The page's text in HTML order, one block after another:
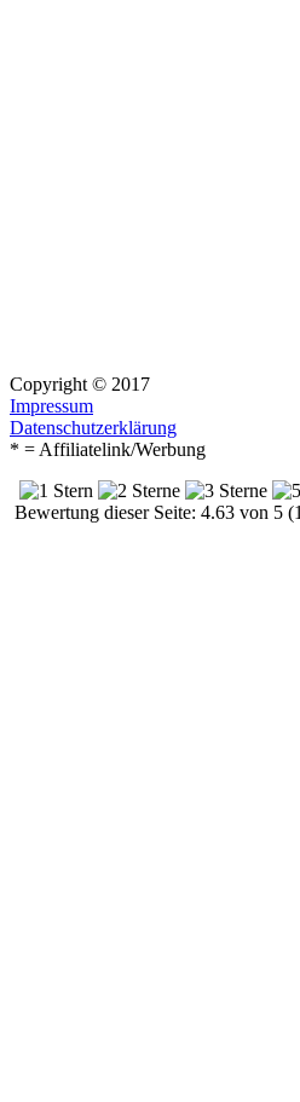
Copyright © 2017
Impressum
Datenschutzerklärung
* = Affiliatelink/Werbung
Bewertung dieser Seite: 4.63 von 5